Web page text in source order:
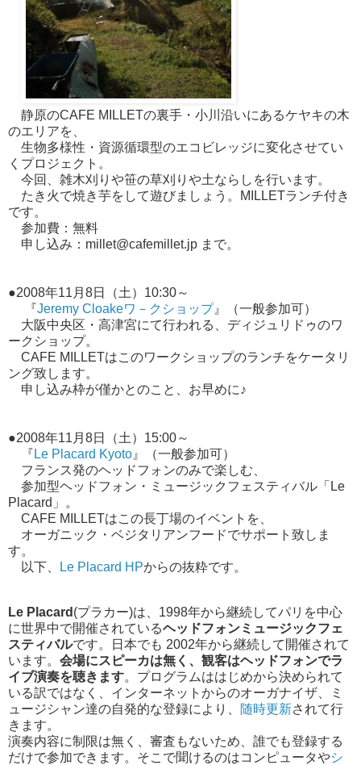
静原のCAFE MILLETの裏手・小川沿いにあるケヤキの木
のエリアを、
生物多様性・資源循環型のエコビレッジに変化させてい
くプロジェクト。
今回、雑木刈りや笹の草刈りや土ならしを行います。
たき火で焼き芋をして遊びましょう。MILLETランチ付き
です。
参加費：無料
申し込み：millet@cafemillet.jp まで。
●2008年11月8日（土）10:30～
『Jeremy Cloakeワ－クショップ』（一般参加可）
大阪中央区・高津宮にて行われる、ディジュリドゥのワ
ークショップ。
CAFE MILLETはこのワークショップのランチをケータリ
ング致します。
申し込み枠が僅かとのこと、お早めに♪
●2008年11月8日（土）15:00～
『 Le Placard Kyoto 』（一般参加可）
フランス発のヘッドフォンのみで楽しむ、
参加型ヘッドフォン・ミュージックフェスティバル「Le
Placard」。
CAFE MILLETはこの長丁場のイベントを、
オーガニック・ベジタリアンフードでサポート致しま
す。
以下、
Le Placard HPからの抜粋です。
Le Placard (プラカー)は、1998年から継続してパリを中心
に世界中で開催されているヘッドフォンミュージックフェ
スティバルです。日本でも 2002年から継続して開催されて
います。 会場にスピーカは無く、観客はヘッドフォンでラ
イブ演奏を聴きます。プログラムははじめから決められて
いる訳ではなく、インターネットからのオーガナイザ、ミ
ュージシャン達の自発的な登録により、
随時更新されて行
きます。
演奏内容に制限は無く、審査もないため、誰でも登録する
だけで参加できます。そこで聞けるのはコンピュータやシ